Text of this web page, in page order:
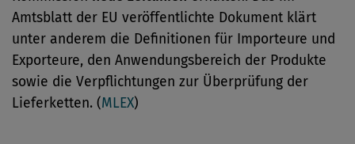
Amtsblatt der EU veröffentlichte Dokument klärt
unter anderem die Definitionen für Importeure und
Exporteure, den Anwendungsbereich der Produkte
sowie die Verpflichtungen zur Überprüfung der
Lieferketten. (MLEX)